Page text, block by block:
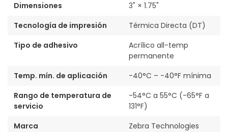
Dimensiones
3" × 1.75"
Tecnología de impresión
Térmica Directa (DT)
Tipo de adhesivo
Acrílico all-temp
permanente
Temp. mín. de aplicación
-40°C – -40°F mínima
Rango de temperatura de
servicio
-54°C a 55°C (-65°F a
131°F)
Marca
Zebra Technologies